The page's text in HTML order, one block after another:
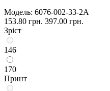
Модель: 6076-002-33-2А
153.80 грн. 397.00 грн.
Зріст
146
170
Принт